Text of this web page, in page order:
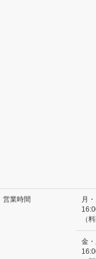
営業時間
月
（
金